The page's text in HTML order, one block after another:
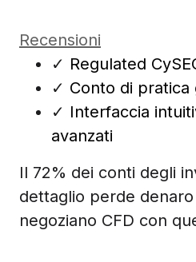
Recensioni
✓ Regulated
✓ Conto di pratica
✓ Interfaccia
avanzati
Il 72% dei conti degli
dettaglio perde
negoziano CFD con